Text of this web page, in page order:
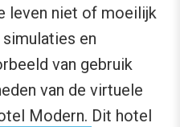
leven niet of moeilijk
en
van gebruik
van de virtuele
Modern. Dit hotel